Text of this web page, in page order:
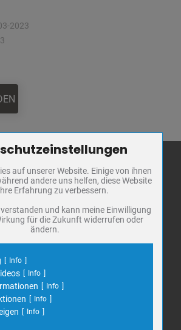
2023
Stadt Bad
Frankenhausen
Markt 1
Telefon: 034671 7 20 0
frankenhausen.de
notwendige Cookies / Drittanbieter:
PHP Session Cookie
Eigentümer dieser Website
Schutz
PHPSESSID, fe_typo_user
Cookiespeicherung Entscheidungscookie
Eigentümer dieser Website
Speichert die Einstellungen der Besucher
bezüglich der Speicherung von Cookies.
dywc
auf unserer Website. Einige von ihnen
andere uns helfen, diese Website
Erfahrung zu verbessern.
und kann meine Einwilligung
für die Zukunft widerrufen oder
ändern.
Info
Info
Info
Info
Info